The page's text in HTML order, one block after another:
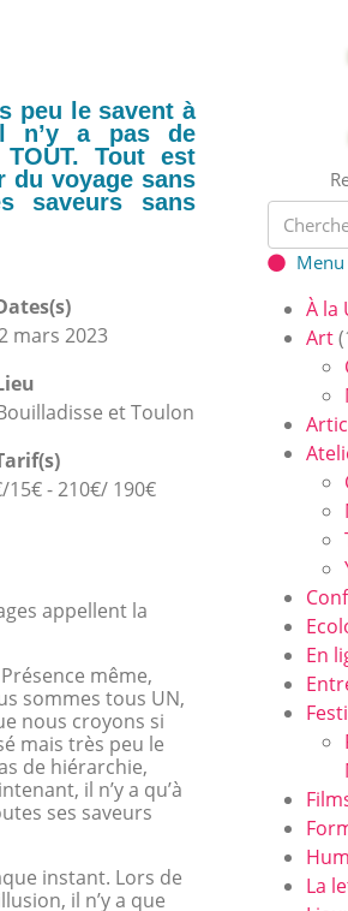
peu le savent à
n’y a pas de
Tout est
du voyage sans
saveurs sans
mars 2023
et Toulon
15€ - 210€/ 190€
appellent la
même,
sommes tous UN,
nous croyons si
mais très peu le
de hiérarchie,
il n’y a qu’à
ses saveurs
instant. Lors de
il n’y a que
À la
Art
En
La